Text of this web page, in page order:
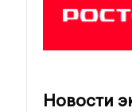
Новости